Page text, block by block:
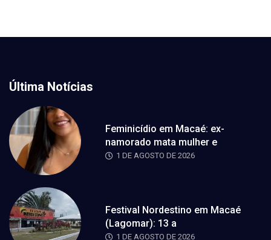
Última Notícias
Feminicídio em Macaé: ex-
namorado mata mulher e
1 DE AGOSTO DE 2026
Festival Nordestino em Macaé
(Lagomar): 13 a
1 DE AGOSTO DE 2026